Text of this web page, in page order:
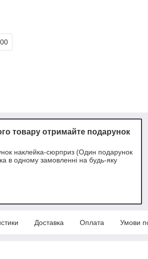
товару отримайте подарунок
наклейка-сюрприз (Один подарунок
в одному замовленні на будь-яку
Доставка Оплата Умови